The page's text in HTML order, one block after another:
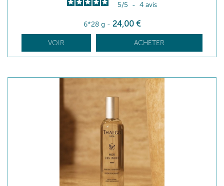
5/5 - 4 avis
6*28 g - 24,00 €
VOIR ACHETER